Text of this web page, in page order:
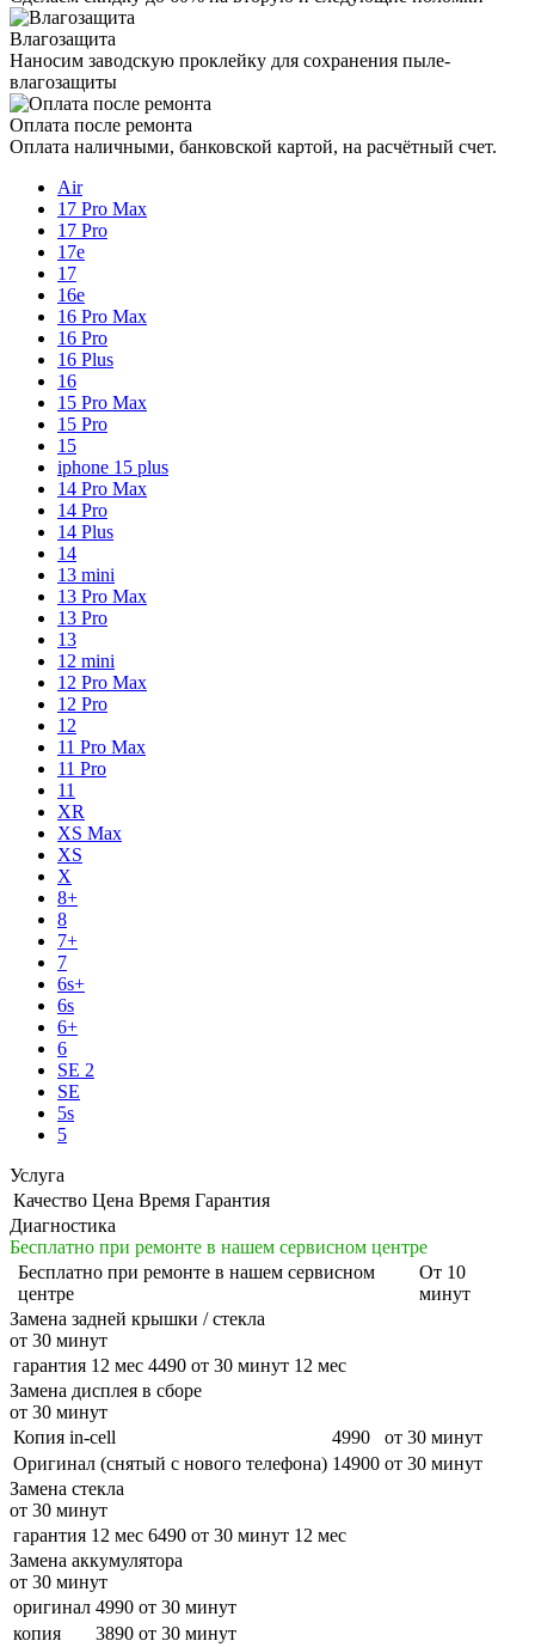
Влагозащита
Наносим заводскую проклейку для сохранения пыле-
влагозащиты
Оплата после ремонта
Оплата наличными, банковской картой, на расчётный счет.
Air
17 Pro Max
17 Pro
17e
17
16e
16 Pro Max
16 Pro
16 Plus
16
15 Pro Max
15 Pro
15
iphone 15 plus
14 Pro Max
14 Pro
14 Plus
14
13 mini
13 Pro Max
13 Pro
13
12 mini
12 Pro Max
12 Pro
12
11 Pro Max
11 Pro
11
XR
XS Max
XS
X
8+
8
7+
7
6s+
6s
6+
6
SE 2
SE
5s
5
Услуга
Качество Цена Время Гарантия
Диагностика
Бесплатно при ремонте в нашем сервисном центре
Бесплатно при ремонте в нашем сервисном
центре
От 10
минут
Замена задней крышки / стекла
от 30 минут
гарантия 12 мес 4490 от 30 минут 12 мес
Замена дисплея в сборе
от 30 минут
Копия in-cell
4990
от 30 минут
Оригинал (снятый с нового телефона) 14900 от 30 минут
Замена стекла
от 30 минут
гарантия 12 мес 6490 от 30 минут 12 мес
Замена аккумулятора
от 30 минут
оригинал 4990 от 30 минут
копия
3890 от 30 минут